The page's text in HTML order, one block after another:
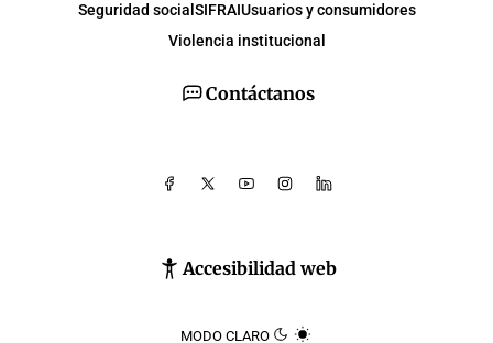
Contáctanos
Accesibilidad web
MODO CLARO
Seguridad social SIFRAIUsuarios y consumidores
Violencia institucional